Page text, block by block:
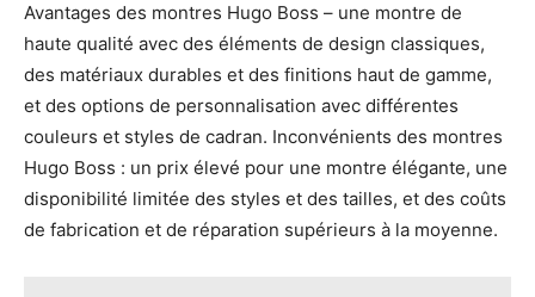
Avantages des montres Hugo Boss – une montre de
haute qualité avec des éléments de design classiques,
des matériaux durables et des finitions haut de gamme,
et des options de personnalisation avec différentes
couleurs et styles de cadran. Inconvénients des montres
Hugo Boss : un prix élevé pour une montre élégante, une
disponibilité limitée des styles et des tailles, et des coûts
de fabrication et de réparation supérieurs à la moyenne.